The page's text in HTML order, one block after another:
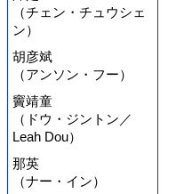
（チェン・チュウシェ
ン）
胡彦斌
（アンソン・フー）
竇靖童
（ドウ・ジントン／
Leah Dou）
那英
（ナー・イン）